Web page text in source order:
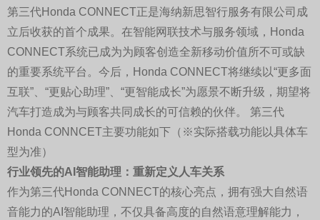
第三代Honda CONNECT正是海纳新思智行服务有限公司成
立后收获的首个成果。在智能网联技术与服务领域，Honda
CONNECT系统已成为为顾客创造全新移动价值所不可或缺
的重要系统平台。今后，Honda CONNECT将继续以“更多面
互联”、“更贴心助理”、“更智能成长”为愿景不断升级，期望将
汽车打造成为与顾客共同成长的可信赖的伙伴。 第三代
Honda CONNCET主要功能如下（※实际搭载功能以具体车
型为准）
行业领先的AI智能助理：重新定义人车关系
作为第三代Honda CONNECT的核心亮点，拥有强大自然语
音能力的AI智能助理，不仅具备高度的自然语意理解能力，